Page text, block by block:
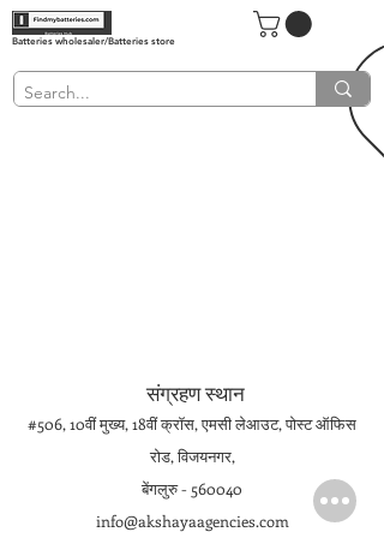
Batteries wholesaler/Batteries store
संग्रहण स्थान
#506, 10वीं मुख्य, 18वीं क्रॉस, एमसी लेआउट, पोस्ट ऑफिस
रोड, विजयनगर,
बेंगलुरु - 560040
info@akshayaagencies.com